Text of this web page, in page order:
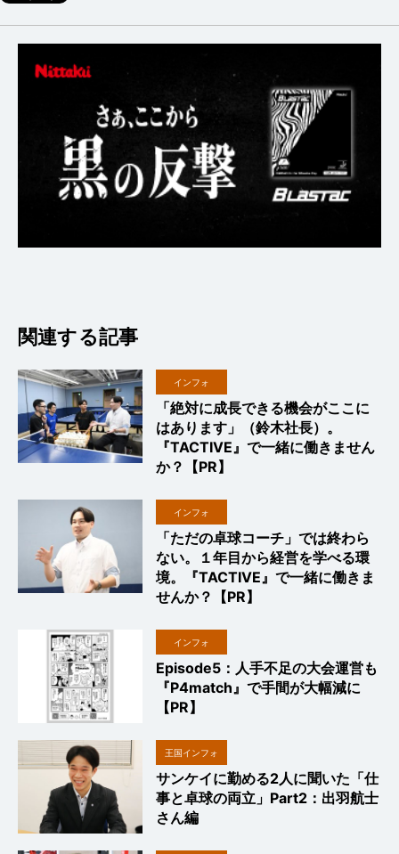
関連する記事
インフォ
「絶対に成長できる機会がここに
はあります」（鈴木社長）。
『TACTIVE』で一緒に働きません
か？【PR】
インフォ
「ただの卓球コーチ」では終わら
ない。１年目から経営を学べる環
境。『TACTIVE』で一緒に働きま
せんか？【PR】
インフォ
Episode5：人手不足の大会運営も
『P4match』で手間が大幅減に
【PR】
王国インフォ
サンケイに勤める2人に聞いた「仕
事と卓球の両立」Part2：出羽航士
さん編